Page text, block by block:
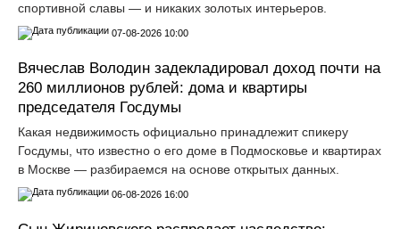
спортивной славы — и никаких золотых интерьеров.
07-08-2026 10:00
Вячеслав Володин задекладировал доход почти на
260 миллионов рублей: дома и квартиры
председателя Госдумы
Какая недвижимость официально принадлежит спикеру
Госдумы, что известно о его доме в Подмосковье и квартирах
в Москве — разбираемся на основе открытых данных.
06-08-2026 16:00